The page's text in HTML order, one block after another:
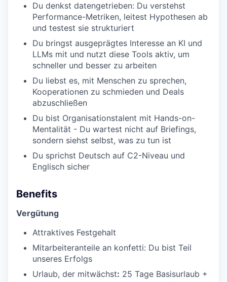
Du denkst datengetrieben: Du verstehst
Performance-Metriken, leitest Hypothesen ab
und testest sie strukturiert
Du bringst ausgeprägtes Interesse an KI und
LLMs mit und nutzt diese Tools aktiv, um
schneller und besser zu arbeiten
Du liebst es, mit Menschen zu sprechen,
Kooperationen zu schmieden und Deals
abzuschließen
Du bist Organisationstalent mit Hands-on-
Mentalität - Du wartest nicht auf Briefings,
sondern siehst selbst, was zu tun ist
Du sprichst Deutsch auf C2-Niveau und
Englisch sicher
Benefits
Vergütung
Attraktives Festgehalt
Mitarbeiteranteile an konfetti: Du bist Teil
unseres Erfolgs
Urlaub, der mitwächst: 25 Tage Basisurlaub +